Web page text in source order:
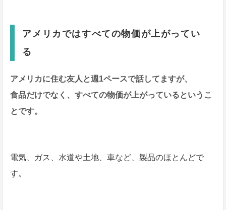
アメリカではすべての物価が上がってい
る
アメリカに住む友人と週1ペースで話してますが、
食品だけでなく、すべての物価が上がっているというこ
とです。
電気、ガス、水道や土地、車など、製品のほとんどで
す。